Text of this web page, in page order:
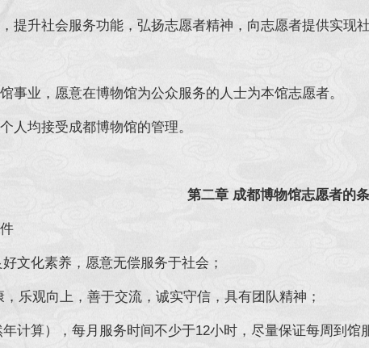
提升社会服务功能，弘扬志愿者精神，向志愿者提供实现
事业，愿意在博物馆为公众服务的人士为本馆志愿者。
人均接受成都博物馆的管理。
第二章 成都博物馆志愿者的
文化素养，愿意无偿服务于社会；
乐观向上，善于交流，诚实守信，具有团队精神；
计算），每月服务时间不少于12小时，尽量保证每周到馆